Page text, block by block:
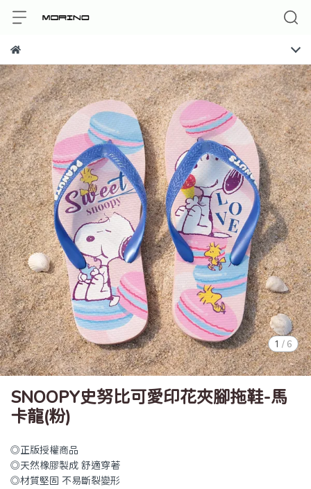
1 / 6
SNOOPY史努比可愛印花夾腳拖鞋-馬
卡龍(粉)
◎正版授權商品
◎天然橡膠製成 舒適穿著
◎材質堅固 不易斷裂變形